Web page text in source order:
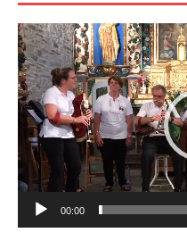
Lecteur
vidéo
00:00